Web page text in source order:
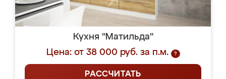
Кухня "Матильда"
Цена: от 38 000 руб. за п.м.
?
РАССЧИТАТЬ